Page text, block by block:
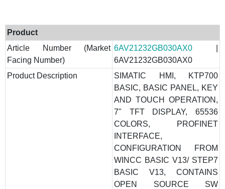
Product
Article Number (Market
Facing Number)
6AV21232GB030AX0
6AV21232GB030AX0
Product Description
SIMATIC HMI, KTP700
BASIC, BASIC PANEL, KEY
AND TOUCH OPERATION,
7" TFT DISPLAY, 65536
COLORS, PROFINET
INTERFACE,
CONFIGURATION FROM
WINCC BASIC V13/ STEP7
BASIC V13, CONTAINS
OPEN SOURCE SW